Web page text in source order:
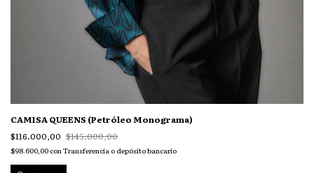
CAMISA QUEENS (Petróleo Monograma)
$116.000,00 $145.000,00
$98.600,00 conTransferencia o depósito bancario